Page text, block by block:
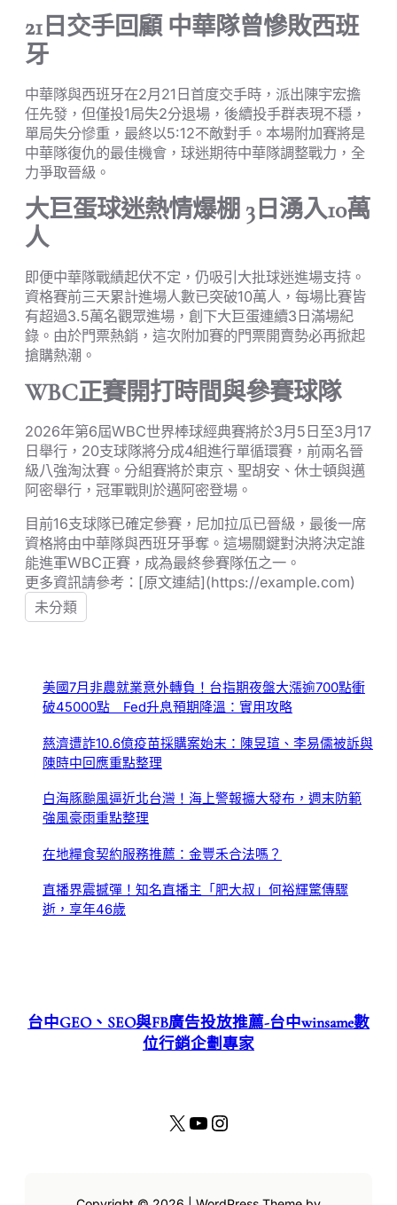
21日交手回顧 中華隊曾慘敗西班
牙
中華隊與西班牙在2月21日首度交手時，派出陳宇宏擔
任先發，但僅投1局失2分退場，後續投手群表現不穩，
單局失分慘重，最終以5:12不敵對手。本場附加賽將是
中華隊復仇的最佳機會，球迷期待中華隊調整戰力，全
力爭取晉級。
大巨蛋球迷熱情爆棚 3日湧入10萬
人
即便中華隊戰績起伏不定，仍吸引大批球迷進場支持。
資格賽前三天累計進場人數已突破10萬人，每場比賽皆
有超過3.5萬名觀眾進場，創下大巨蛋連續3日滿場紀
錄。由於門票熱銷，這次附加賽的門票開賣勢必再掀起
搶購熱潮。
WBC正賽開打時間與參賽球隊
2026年第6屆WBC世界棒球經典賽將於3月5日至3月17
日舉行，20支球隊將分成4組進行單循環賽，前兩名晉
級八強淘汰賽。分組賽將於東京、聖胡安、休士頓與邁
阿密舉行，冠軍戰則於邁阿密登場。
目前16支球隊已確定參賽，尼加拉瓜已晉級，最後一席
資格將由中華隊與西班牙爭奪。這場關鍵對決將決定誰
能進軍WBC正賽，成為最終參賽隊伍之一。
更多資訊請參考：[原文連結](https://example.com)
未分類
美國7月非農就業意外轉負！台指期夜盤大漲逾700點衝
破45000點 Fed升息預期降溫：實用攻略
慈濟遭詐10.6億疫苗採購案始末：陳昱瑄、李易儒被訴與
陳時中回應重點整理
白海豚颱風逼近北台灣！海上警報擴大發布，週末防範
強風豪雨重點整理
在地糧食契約服務推薦：金豐禾合法嗎？
直播界震撼彈！知名直播主「肥大叔」何裕輝驚傳驟
逝，享年46歲
台中GEO、SEO與FB廣告投放推薦-台中winsame數
位行銷企劃專家
X YouTube Instagram